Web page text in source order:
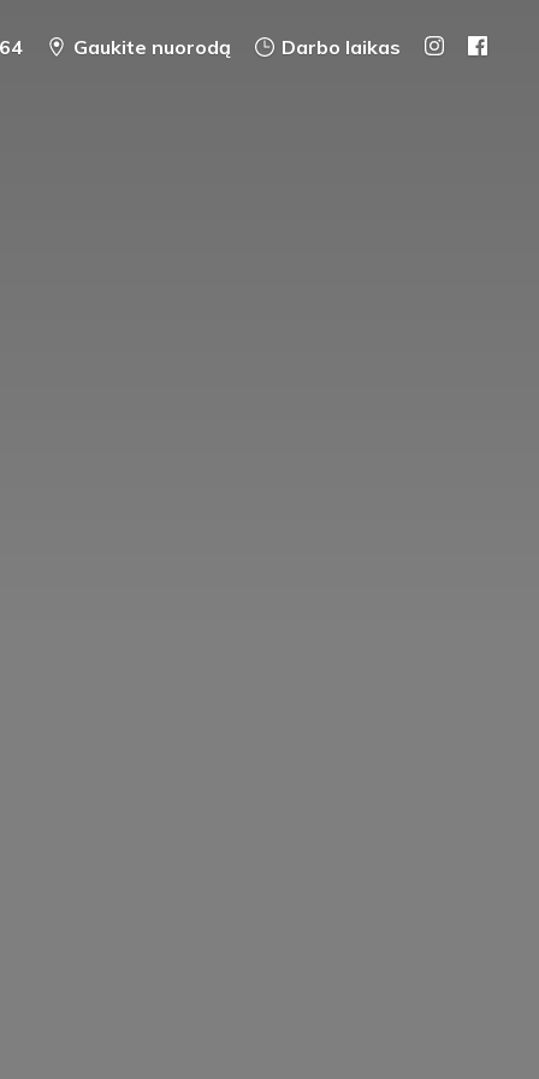
Gaukite nuorodą Darbo laikas